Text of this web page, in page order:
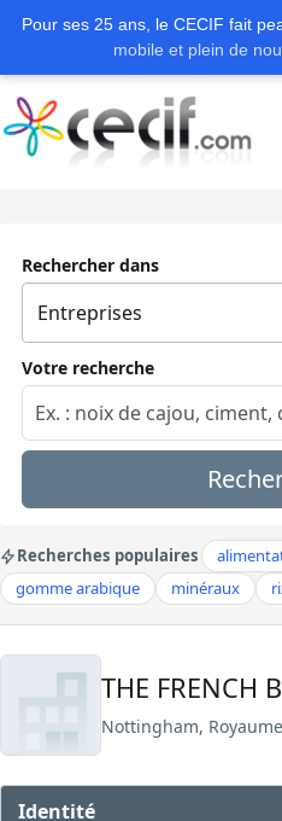
Pour ses 25 ans, le CECIF fait
mobile et plein de
Rechercher dans
Votre recherche
Recherches populaires
gomme arabique
minéraux
THE FRENCH
Nottingham,
Identité